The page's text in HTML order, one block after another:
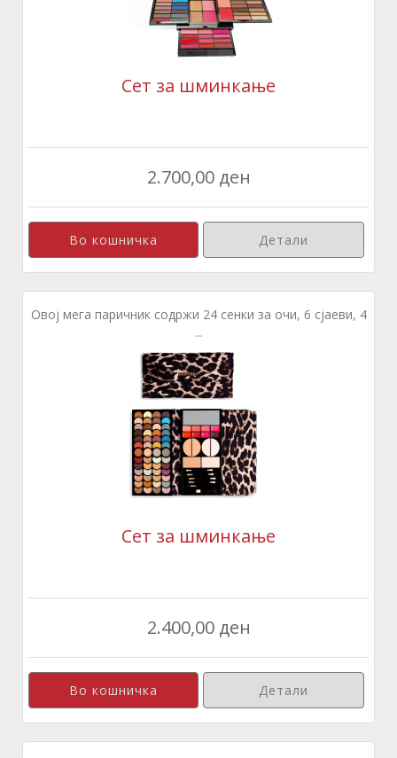
Сет за шминкање
2.700,00 ден
Детали
Овој мега паричник содржи 24 сенки за очи, 6 сјаеви, 4
...
Сет за шминкање
2.400,00 ден
Детали